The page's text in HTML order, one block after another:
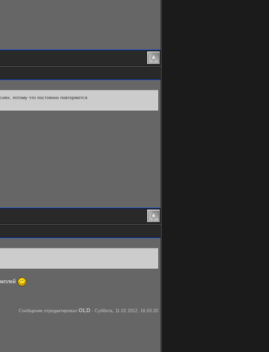
потому что постоянно повторяются
Сообщение отредактировал OLD - Суббота, 11.02.2012, 16.03.20